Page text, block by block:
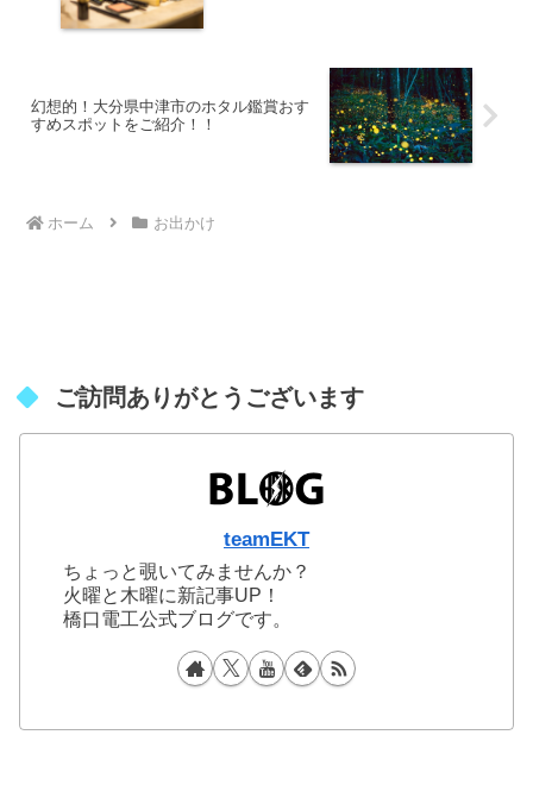
幻想的！大分県中津市のホタル鑑賞おす
すめスポットをご紹介！！
ホーム お出かけ
ご訪問ありがとうございます
teamEKT
ちょっと覗いてみませんか？
火曜と木曜に新記事UP！
橋口電工公式ブログです。